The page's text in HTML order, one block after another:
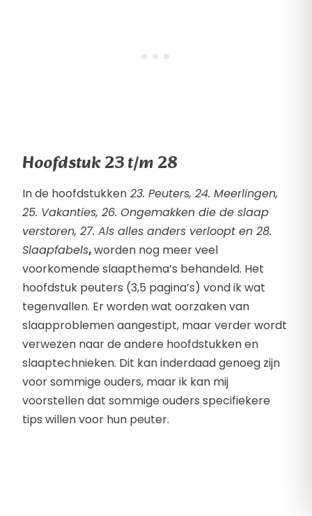
Hoofdstuk 23 t/m 28
In de hoofdstukken 23. Peuters, 24. Meerlingen,
25. Vakanties, 26. Ongemakken die de slaap
verstoren, 27. Als alles anders verloopt en 28.
Slaapfabels,worden nog meer veel
voorkomende slaapthema’s behandeld. Het
hoofdstuk peuters (3,5 pagina’s) vond ik wat
tegenvallen. Er worden wat oorzaken van
slaapproblemen aangestipt, maar verder wordt
verwezen naar de andere hoofdstukken en
slaaptechnieken. Dit kan inderdaad genoeg zijn
voor sommige ouders, maar ik kan mij
voorstellen dat sommige ouders specifiekere
tips willen voor hun peuter.